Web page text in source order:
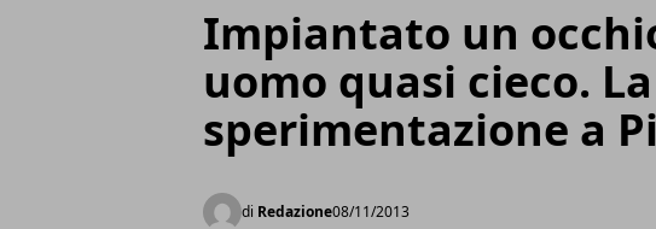
Impiantato un
uomo quasi cieco. La
sperimentazione a
di Redazione08/11/2013